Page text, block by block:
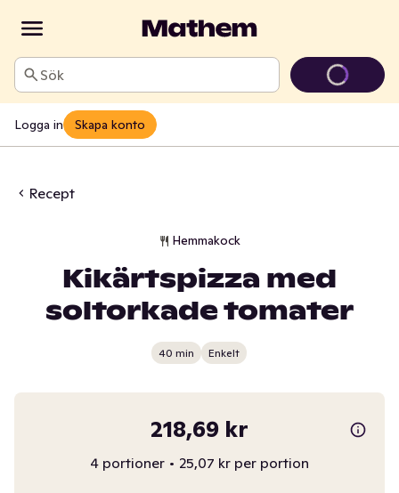
Sök
Logga in Skapa konto
Recept
Hemmakock
Kikärtspizza med
soltorkade tomater
40 min Enkelt
218,69 kr
4 portioner • 25,07 kr per portion